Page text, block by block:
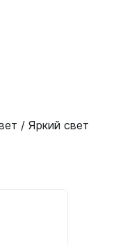
/ Яркий свет